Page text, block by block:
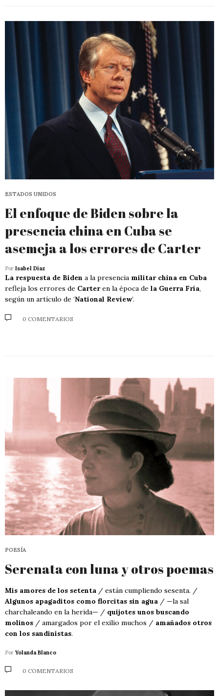
ESTADOS UNIDOS
El enfoque de Biden sobre la
presencia china en Cuba se
asemeja a los errores de Carter
Por Isabel Díaz
La respuesta de Biden a la presencia militar china en Cuba
refleja los errores de Carteren la época de la Guerra Fría,
según un artículo de ‘National Review’.
0 COMENTARIOS
POESÍA
Serenata con luna y otros poemas
Mis amores de los setenta / están cumpliendo sesenta. /
Algunos apagaditos como florcitas sin agua / —la sal
charchaleando en la herida— / quijotes unos buscando
molinos / amargados por el exilio muchos / amañados otros
con los sandinistas.
Por Yolanda Blanco
0 COMENTARIOS